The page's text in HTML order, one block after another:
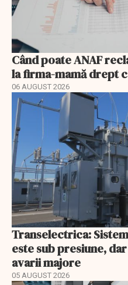
Când poate ANAF
la firma-mamă drept
06 AUGUST 2026
Transelectrica:
este sub presiune,
avarii majore
05 AUGUST 2026